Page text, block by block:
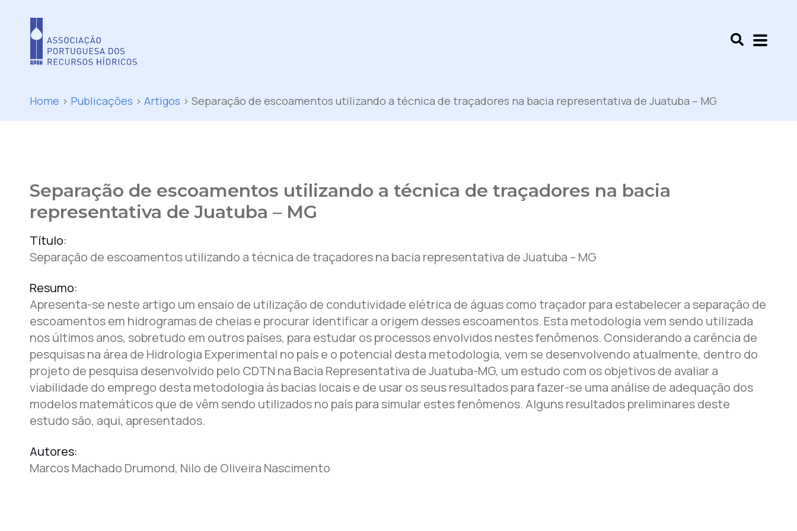
Home > Publicações > Artigos > Separação de escoamentos utilizando a técnica de traçadores na bacia representativa de Juatuba – MG
Separação de escoamentos utilizando a técnica de traçadores na bacia
representativa de Juatuba – MG
Título:
Separação de escoamentos utilizando a técnica de traçadores na bacia representativa de Juatuba – MG
Resumo:
Apresenta-se neste artigo um ensaio de utilização de condutividade elétrica de águas como traçador para estabelecer a separação de
escoamentos em hidrogramas de cheias e procurar identificar a origem desses escoamentos. Esta metodologia vem sendo utilizada
nos últimos anos, sobretudo em outros países, para estudar os processos envolvidos nestes fenômenos. Considerando a carência de
pesquisas na área de Hidrologia Experimental no país e o potencial desta metodologia, vem se desenvolvendo atualmente, dentro do
projeto de pesquisa desenvolvido pelo CDTN na Bacia Representativa de Juatuba-MG, um estudo com os objetivos de avaliar a
viabilidade do emprego desta metodologia às bacias locais e de usar os seus resultados para fazer-se uma análise de adequação dos
modelos matemáticos que de vêm sendo utilizados no país para simular estes fenômenos. Alguns resultados preliminares deste
estudo são, aqui, apresentados.
Autores:
Marcos Machado Drumond, Nilo de Oliveira Nascimento